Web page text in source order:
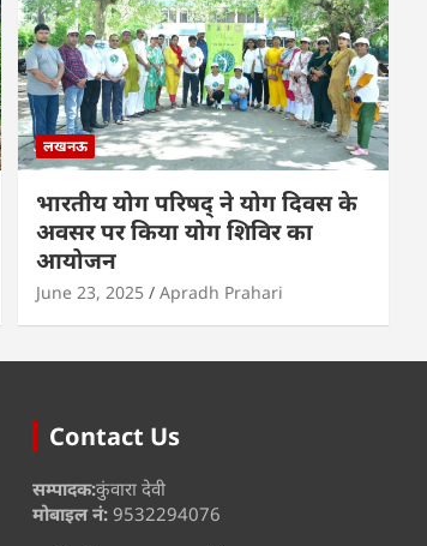
लखनऊ
भारतीय योग परिषद् ने योग दिवस के
अवसर पर किया योग शिविर का
आयोजन
June 23, 2025 Apradh Prahari
Contact Us
सम्पादक:कुंवारा देवी
मोबाइल नं: 9532294076